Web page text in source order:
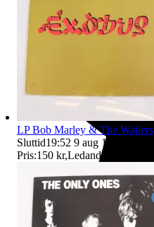
LP Bob Marley & The Wailers
Sluttid19:52 9 aug 19:52
Pris:150 kr,Ledande bud